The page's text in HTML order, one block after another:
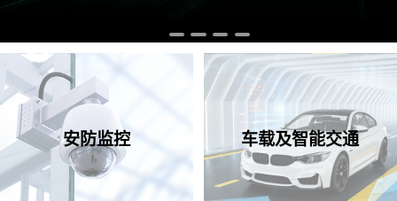
安防监控 车载及智能交通